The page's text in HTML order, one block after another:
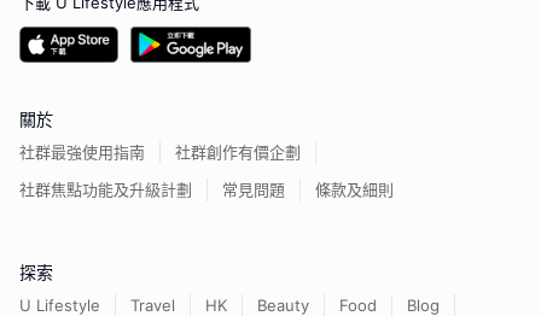
關於
社群最強使用指南
社群創作有價企劃
社群焦點功能及升級計劃
常見問題 條款及細則
探索
U Lifestyle Travel HK Beauty Food
Blog